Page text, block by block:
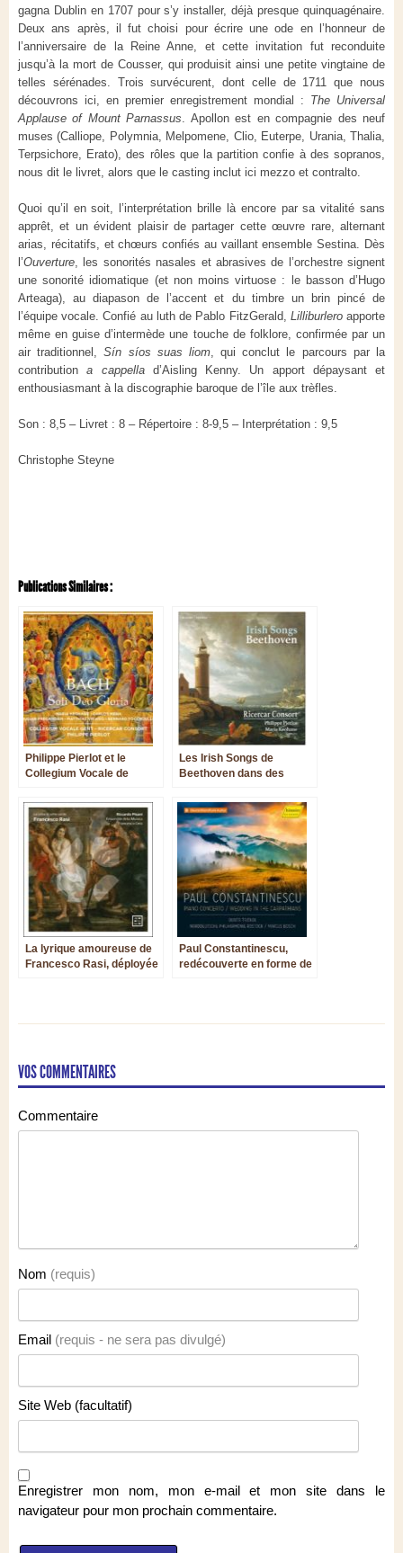
gagna Dublin en 1707 pour s’y installer, déjà presque quinquagénaire.
Deux ans après, il fut choisi pour écrire une ode en l’honneur de
l’anniversaire de la Reine Anne, et cette invitation fut reconduite
jusqu’à la mort de Cousser, qui produisit ainsi une petite vingtaine de
telles sérénades. Trois survécurent, dont celle de 1711 que nous
découvrons ici, en premier enregistrement mondial : The Universal
Applause of Mount Parnassus . Apollon est en compagnie des neuf
muses (Calliope, Polymnia, Melpomene, Clio, Euterpe, Urania, Thalia,
Terpsichore, Erato), des rôles que la partition confie à des sopranos,
nous dit le livret, alors que le casting inclut ici mezzo et contralto.
Quoi qu’il en soit, l’interprétation brille là encore par sa vitalité sans
apprêt, et un évident plaisir de partager cette œuvre rare, alternant
arias, récitatifs, et chœurs confiés au vaillant ensemble Sestina. Dès
l’Ouverture , les sonorités nasales et abrasives de l’orchestre signent
une sonorité idiomatique (et non moins virtuose : le basson d’Hugo
Arteaga), au diapason de l’accent et du timbre un brin pincé de
l’équipe vocale. Confié au luth de Pablo FitzGerald, Lilliburleroapporte
même en guise d’intermède une touche de folklore, confirmée par un
air traditionnel,Sín síos suas liom, qui conclut le parcours par la
contributiona cappellad’Aisling Kenny. Un apport dépaysant et
enthousiasmant à la discographie baroque de l’île aux trèfles.
Son : 8,5 – Livret : 8 – Répertoire : 8-9,5 – Interprétation : 9,5
Christophe Steyne
Publications Similaires :
Philippe Pierlot et le
Collegium Vocale de
Bach tressées en rais-de-
cœur
Les Irish Songs de
Beethoven dans des
Pierlot
La lyrique amoureuse de
Francesco Rasi, déployée
Paul Constantinescu,
redécouverte en forme de
VOS COMMENTAIRES
Commentaire
Nom (requis)
Email (requis - ne sera pas divulgé)
Site Web (facultatif)
Enregistrer mon nom, mon e-mail et mon site dans le
navigateur pour mon prochain commentaire.